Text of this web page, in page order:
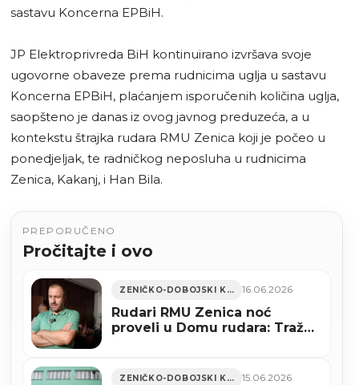
sastavu Koncerna EPBiH.
JP Elektroprivreda BiH kontinuirano izvršava svoje
ugovorne obaveze prema rudnicima uglja u sastavu
Koncerna EPBiH, plaćanjem isporučenih količina uglja,
saopšteno je danas iz ovog javnog preduzeća, a u
kontekstu štrajka rudara RMU Zenica koji je počeo u
ponedjeljak, te radničkog neposluha u rudnicima
Zenica, Kakanj, i Han Bila.
PREPORUČENO
Pročitajte i ovo
ZENIČKO-DOBOJSKI KANTON 16.06.2026
Rudari RMU Zenica noć
proveli u Domu rudara: Traže
ZENIČKO-DOBOJSKI KANTON 15.06.2026